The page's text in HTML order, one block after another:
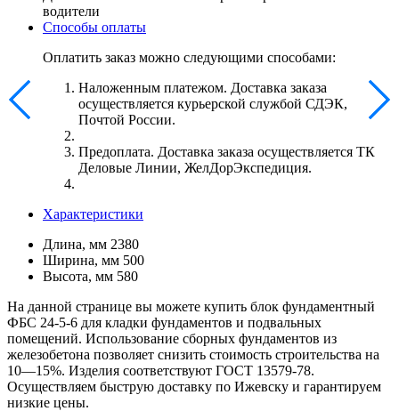
водители
Способы оплаты
Оплатить заказ можно следующими способами:
Наложенным платежом. Доставка заказа
осуществляется курьерской службой СДЭК,
Почтой России.
Предоплата. Доставка заказа осуществляется ТК
Деловые Линии, ЖелДорЭкспедиция.
Характеристики
Длина, мм 2380
Ширина, мм 500
Высота, мм 580
На данной странице вы можете купить блок фундаментный
ФБС 24-5-6 для кладки фундаментов и подвальных
помещений. Использование сборных фундаментов из
железобетона позволяет снизить стоимость строительства на
10—15%. Изделия соответствуют ГОСТ 13579-78.
Осуществляем быструю доставку по Ижевску и гарантируем
низкие цены.